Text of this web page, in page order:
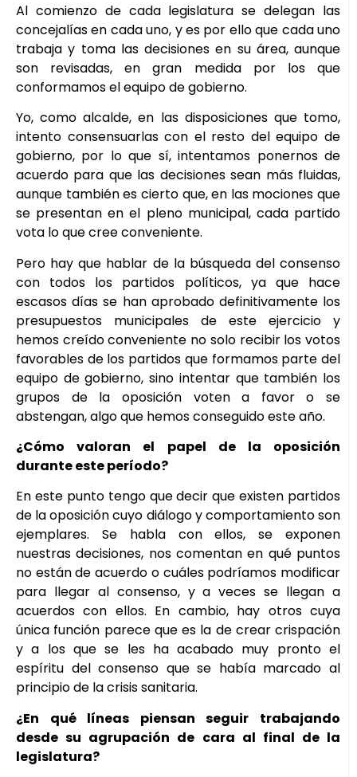
Al comienzo de cada legislatura se delegan las
concejalías en cada uno, y es por ello que cada uno
trabaja y toma las decisiones en su área, aunque
son revisadas, en gran medida por los que
conformamos el equipo de gobierno.
Yo, como alcalde, en las disposiciones que tomo,
intento consensuarlas con el resto del equipo de
gobierno, por lo que sí, intentamos ponernos de
acuerdo para que las decisiones sean más fluidas,
aunque también es cierto que, en las mociones que
se presentan en el pleno municipal, cada partido
vota lo que cree conveniente.
Pero hay que hablar de la búsqueda del consenso
con todos los partidos políticos, ya que hace
escasos días se han aprobado definitivamente los
presupuestos municipales de este ejercicio y
hemos creído conveniente no solo recibir los votos
favorables de los partidos que formamos parte del
equipo de gobierno, sino intentar que también los
grupos de la oposición voten a favor o se
abstengan, algo que hemos conseguido este año.
¿Cómo valoran el papel de la oposición
durante este período?
En este punto tengo que decir que existen partidos
de la oposición cuyo diálogo y comportamiento son
ejemplares. Se habla con ellos, se exponen
nuestras decisiones, nos comentan en qué puntos
no están de acuerdo o cuáles podríamos modificar
para llegar al consenso, y a veces se llegan a
acuerdos con ellos. En cambio, hay otros cuya
única función parece que es la de crear crispación
y a los que se les ha acabado muy pronto el
espíritu del consenso que se había marcado al
principio de la crisis sanitaria.
¿En qué líneas piensan seguir trabajando
desde su agrupación de cara al final de la
legislatura?